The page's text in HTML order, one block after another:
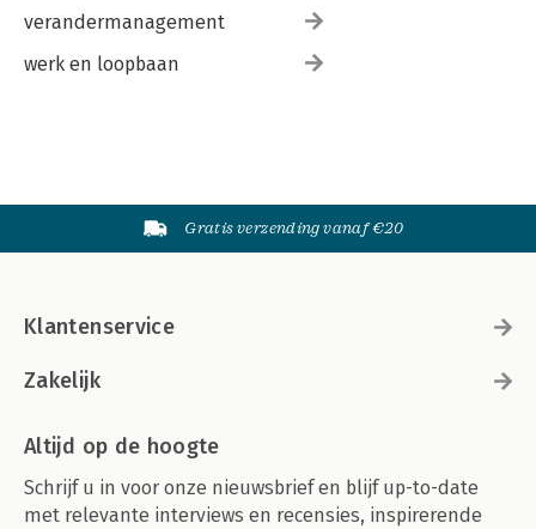
verandermanagement
werk en loopbaan
Gratis verzending vanaf €20
Klantenservice
Zakelijk
Altijd op de hoogte
Schrijf u in voor onze nieuwsbrief en blijf up-to-date
met relevante interviews en recensies, inspirerende